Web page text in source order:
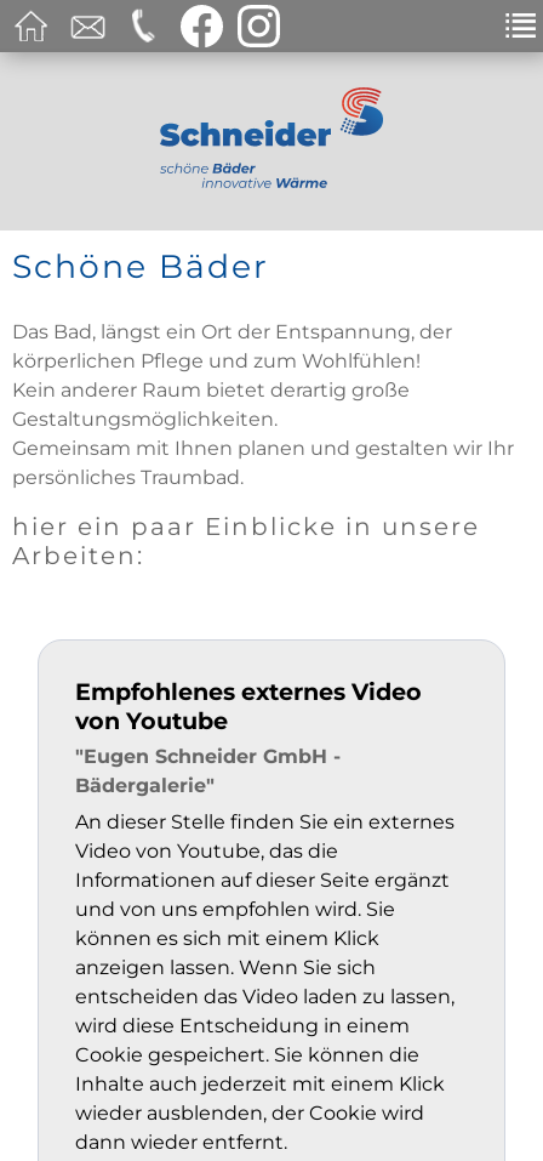
Schöne Bäder
Das Bad, längst ein Ort der Entspannung, der
körperlichen Pflege und zum Wohlfühlen!
Kein anderer Raum bietet derartig große
Gestaltungsmöglichkeiten.
Gemeinsam mit Ihnen planen und gestalten wir Ihr
persönliches Traumbad.
hier ein paar Einblicke in unsere
Arbeiten:
Empfohlenes externes Video
von Youtube
"Eugen Schneider GmbH -
Bädergalerie"
An dieser Stelle finden Sie ein externes
Video von Youtube, das die
Informationen auf dieser Seite ergänzt
und von uns empfohlen wird. Sie
können es sich mit einem Klick
anzeigen lassen. Wenn Sie sich
entscheiden das Video laden zu lassen,
wird diese Entscheidung in einem
Cookie gespeichert. Sie können die
Inhalte auch jederzeit mit einem Klick
wieder ausblenden, der Cookie wird
dann wieder entfernt.